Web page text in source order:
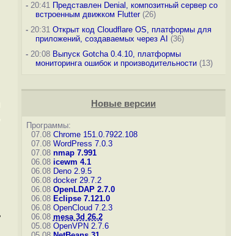
-20:41 Представлен Denial, композитный сервер со
встроенным движком Flutter(26)
-20:31 Открыт код Cloudflare OS, платформы для
приложений, создаваемых через AI (36)
-20:08 Выпуск Gotcha 0.4.10, платформы
мониторинга ошибок и производительности(13)
Новые версии
Программы:
07.08 Chrome 151.0.7922.108
07.08 WordPress 7.0.3
07.08 nmap 7.991
06.08 icewm 4.1
06.08 Deno 2.9.5
06.08 docker 29.7.2
06.08 OpenLDAP 2.7.0
06.08 Eclipse 7.121.0
06.08 OpenCloud 7.2.3
06.08 mesa 3d 26.2
05.08 OpenVPN 2.7.6